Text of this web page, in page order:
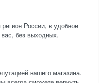
России, в удобное
без выходных.
нашего магазина.